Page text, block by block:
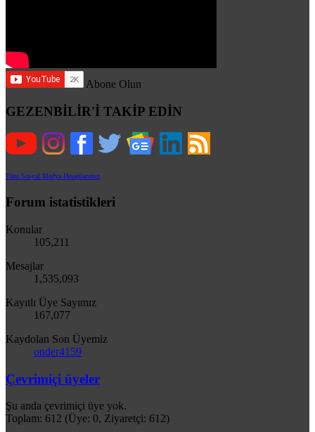
Abone Olun
GEZENBİLİR'İ TAKİP EDİN
Tüm Sosyal Medya Hesaplarımız
Forum istatistikleri
Konular
105,211
Mesajlar
1,535,093
Kayıtlı Üye Sayımız
167,077
Kaydolan Son Üyemiz
onder4159
Çevrimiçi üyeler
Şu anda çevrimiçi üye yok.
Toplam: 612 (Üye: 0, Ziyaretçi: 612)